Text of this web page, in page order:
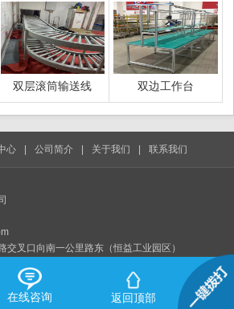
双层滚筒输送线 双边工作台
心 公司简介 关于我们 联系我们
交叉口向南一公里路东（恒益工业园区）
在线咨询 返回顶部